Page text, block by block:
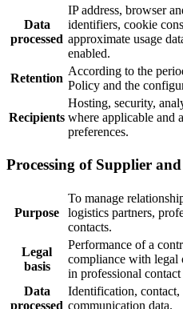
Data
processed
IP address, browser
identifiers, cookie
approximate usage
enabled.
Retention
According to the
Policy and the
Recipients
Hosting, security,
where applicable and
preferences.
Processing of Supplier
Purpose
To manage
logistics partners,
contacts.
Legal
basis
Performance of a
compliance with legal
in professional contact
Data
processed
Identification,
communication data.